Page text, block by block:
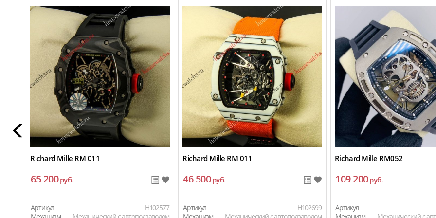
Richard Mille RM 011
65 200руб.
Артикул
H102577
Richard Mille RM 011
46 500руб.
Артикул
H102699
Richard Mille RM052
109 200руб.
Артикул